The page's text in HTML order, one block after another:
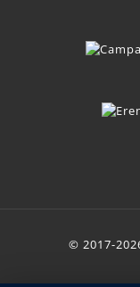
© 2017-